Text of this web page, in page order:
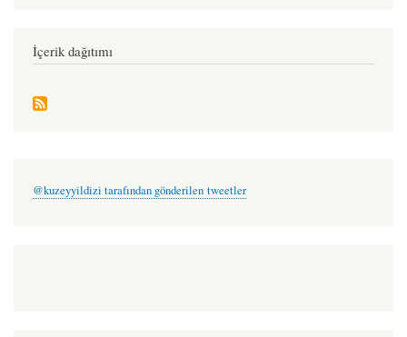
İçerik dağıtımı
@kuzeyyildizi tarafından gönderilen tweetler